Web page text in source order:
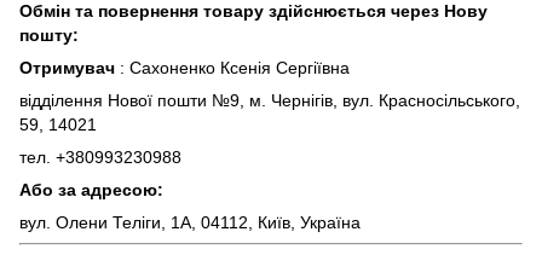
Обмін та повернення товару здійснюється через Нову
пошту:
Отримувач : Сахоненко Ксенія Сергіївна
відділення Нової пошти №9, м. Чернігів, вул. Красносільського,
59, 14021
тел. +380993230988
Або за адресою:
вул. Олени Теліги, 1А, 04112, Київ, Україна